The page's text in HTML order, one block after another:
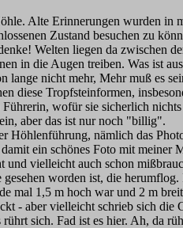
Alte Erinnerungen wurden in
Zustand besuchen zu
Welten liegen da zwischen
in die Augen treiben. Was ist
lange nicht mehr, Mehr muß es
diese Tropfsteinformen,
wofür sie sicherlich
aber das ist nur noch "billig".
Höhlenführung, nämlich das
ein schönes Foto mit meiner
und vielleicht auch schon
worden ist, die
mal 1,5 m hoch war und 2 m
- aber vielleicht schrieb sich die
sich. Fad ist es hier. Ah, da